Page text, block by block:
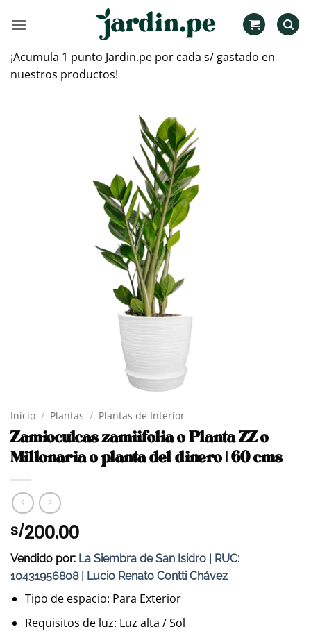
¡Acumula 1 punto Jardin.pe por cada s/ gastado en
nuestros productos!
Inicio / Plantas / Plantas de Interior
Zamioculcas zamiifolia o Planta ZZ o
Millonaria o planta del dinero | 60 cms
S/200.00
Vendido por: La Siembra de San Isidro | RUC:
10431956808 | Lucio Renato Contti Chávez
Tipo de espacio: Para Exterior
Requisitos de luz: Luz alta / Sol